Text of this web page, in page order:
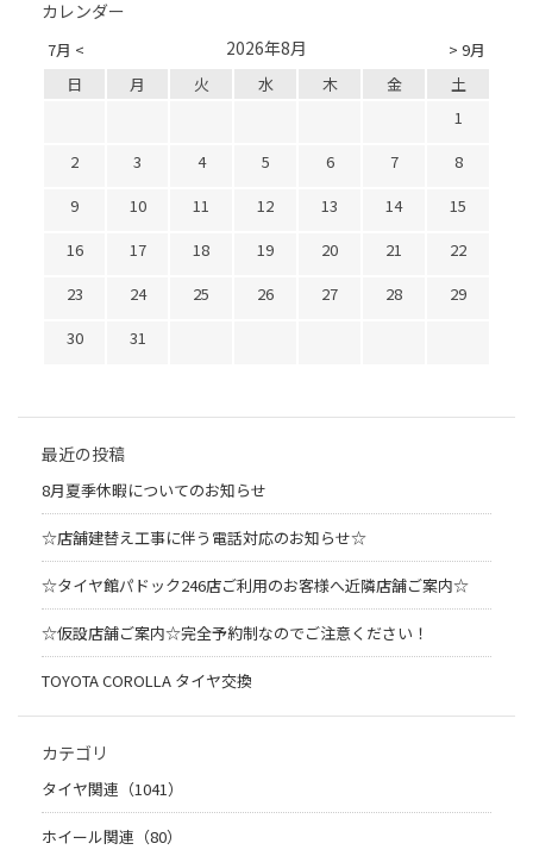
カレンダー
7月 < > 9月
2026年8月
日 月 火 水 木 金
土
1
2
3 4 5 6 7
8
9
10 11 12 13 14
15
16
17 18 19 20 21
22
23
24 25 26 27 28
29
30
31
最近の投稿
8月夏季休暇についてのお知らせ
☆店舗建替え工事に伴う電話対応のお知らせ☆
☆タイヤ館パドック246店ご利用のお客様へ近隣店舗ご案内☆
☆仮設店舗ご案内☆完全予約制なのでご注意ください！
TOYOTA COROLLA タイヤ交換
カテゴリ
タイヤ関連（1041）
ホイール関連（80）